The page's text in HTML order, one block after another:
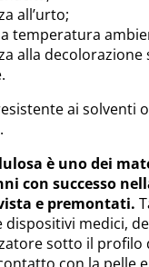
all’urto;
temperatura
alla decolorazione
ai solventi
è uno dei
con successo
e premontati.
dispositivi medici,
sotto il profilo